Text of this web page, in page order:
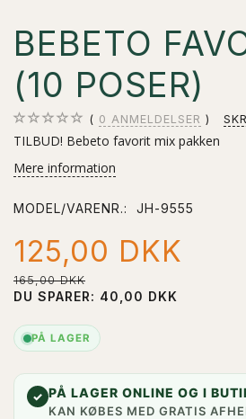
BEBETO
(10 POSER)
0 ANMELDELSER
TILBUD! Bebeto favorit mix pakken
Mere information
MODEL/VARENR.: JH-9555
125,00 DKK
165,00 DKK
DU SPARER: 40,00 DKK
PÅ LAGER
✓ PÅ LAGER ONLINE OG I
KAN KØBES MED GRATIS